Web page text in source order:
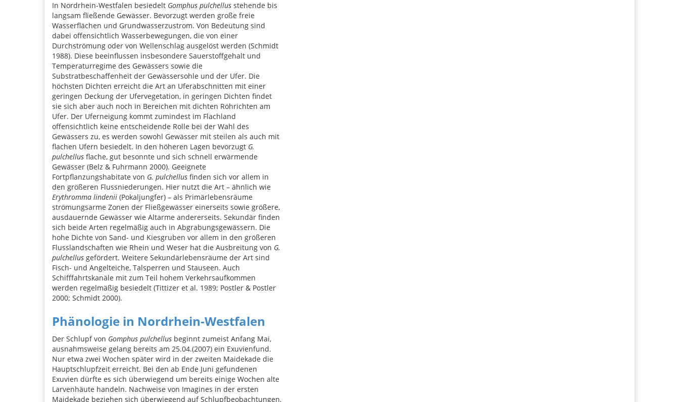
In Nordrhein-Westfalen besiedelt Gomphus pulchellus stehende bis
langsam fließende Gewässer. Bevorzugt werden große freie
Wasserflächen und Grundwasserzustrom. Von Bedeutung sind
dabei offensichtlich Wasserbewegungen, die von einer
Durchströmung oder von Wellenschlag ausgelöst werden (Schmidt
1988). Diese beeinflussen insbesondere Sauerstoffgehalt und
Temperaturregime des Gewässers sowie die
Substratbeschaffenheit der Gewässersohle und der Ufer. Die
höchsten Dichten erreicht die Art an Uferabschnitten mit einer
geringen Deckung der Ufervegetation, in geringen Dichten findet
sie sich aber auch noch in Bereichen mit dichten Röhrichten am
Ufer. Der Uferneigung kommt zumindest im Flachland
offensichtlich keine entscheidende Rolle bei der Wahl des
Gewässers zu, es werden sowohl Gewässer mit steilen als auch mit
flachen Ufern besiedelt. In den höheren Lagen bevorzugt G.
pulchellus flache, gut besonnte und sich schnell erwärmende
Gewässer (Belz & Fuhrmann 2000). Geeignete
Fortpflanzungshabitate von G. pulchellus finden sich vor allem in
den größeren Flussniederungen. Hier nutzt die Art – ähnlich wie
Erythromma lindenii (Pokaljungfer) – als Primärlebensräume
strömungsarme Zonen der Fließgewässer einerseits sowie größere,
ausdauernde Gewässer wie Altarme andererseits. Sekundär finden
sich beide Arten regelmäßig auch in Abgrabungsgewässern. Die
hohe Dichte von Sand- und Kiesgruben vor allem in den größeren
Flusslandschaften wie Rhein und Weser hat die Ausbreitung von G.
pulchellus gefördert. Weitere Sekundärlebensräume der Art sind
Fisch- und Angelteiche, Talsperren und Stauseen. Auch
Schifffahrtskanäle mit zum Teil hohem Verkehrsaufkommen
werden regelmäßig besiedelt (Tittizer et al. 1989; Postler & Postler
2000; Schmidt 2000).
Phänologie in Nordrhein-Westfalen
Der Schlupf von Gomphus pulchellus beginnt zumeist Anfang Mai,
ausnahmsweise gelang bereits am 25.04.(2007) ein Exuvienfund.
Nur etwa zwei Wochen später wird in der zweiten Maidekade die
Hauptschlupfzeit erreicht. Bei den ab Ende Juni gefundenen
Exuvien dürfte es sich überwiegend um bereits einige Wochen alte
Larvenhäute handeln. Nachweise von Imagines in der ersten
Maidekade beziehen sich überwiegend auf Schlupfbeobachtungen,